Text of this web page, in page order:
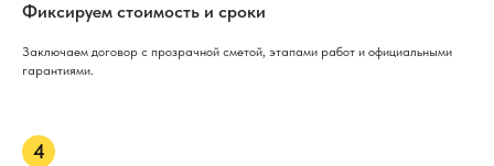
Фиксируем стоимость и сроки
Заключаем договор с прозрачной сметой, этапами работ и официальными
гарантиями.